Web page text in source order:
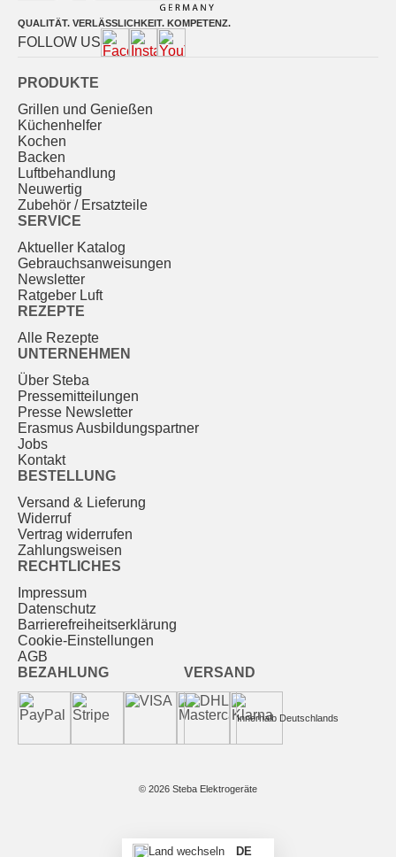
QUALITÄT. VERLÄSSLICHKEIT. KOMPETENZ.
FOLLOW US
PRODUKTE
Grillen und Genießen
Küchenhelfer
Kochen
Backen
Luftbehandlung
Neuwertig
Zubehör / Ersatzteile
SERVICE
Aktueller Katalog
Gebrauchs­anweisungen
Newsletter
Ratgeber Luft
REZEPTE
Alle Rezepte
UNTERNEHMEN
Über Steba
Pressemitteilungen
Presse Newsletter
Erasmus Ausbildungspartner
Jobs
Kontakt
BESTELLUNG
Versand & Lieferung
Widerruf
Vertrag widerrufen
Zahlungsweisen
RECHTLICHES
Impressum
Datenschutz
Barrierefreiheitserklärung
Cookie-Einstellungen
AGB
BEZAHLUNG
VERSAND
Innerhalb Deutschlands
© 2026 Steba Elektrogeräte
Land wechseln DE